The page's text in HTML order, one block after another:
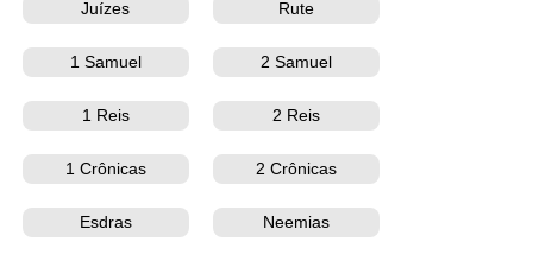
Juízes Rute
1 Samuel 2 Samuel
1 Reis 2 Reis
1 Crônicas 2 Crônicas
Esdras Neemias